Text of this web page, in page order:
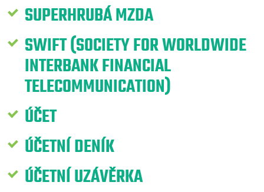
SUPERHRUBÁ MZDA
SWIFT (SOCIETY FOR WORLDWIDE
INTERBANK FINANCIAL
TELECOMMUNICATION)
ÚČET
ÚČETNÍ DENÍK
ÚČETNÍ UZÁVĚRKA